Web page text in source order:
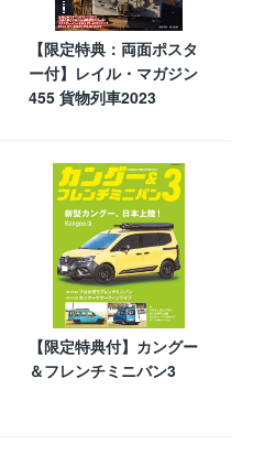
【限定特典：両面ポスタ
ー付】レイル・マガジン
455 貨物列車2023
【限定特典付】カングー
＆フレンチミニバン3